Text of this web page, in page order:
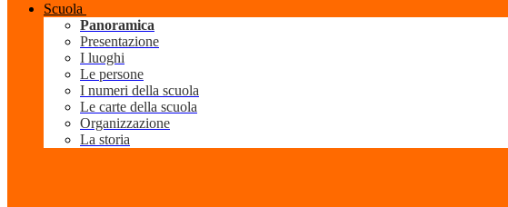
Scuola
Panoramica
Presentazione
I luoghi
Le persone
I numeri della scuola
Le carte della scuola
Organizzazione
La storia